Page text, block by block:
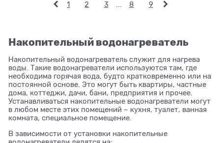
1 2 3 8 9
Накопительный водонагреватель
Накопительный водонагреватель служит для нагрева
воды. Такие водонагреватели используются там, где
необходима горячая вода, будто кратковременно или на
постоянной основе. Это могут быть квартиры, частные
дома, коттеджи, дачи, бани, предприятия и прочее.
Устанавливаться накопительные водонагреватели могут
в любом месте этих помещений – кухня, туалет, ванная
комната, специальное помещение.
В зависимости от установки накопительные